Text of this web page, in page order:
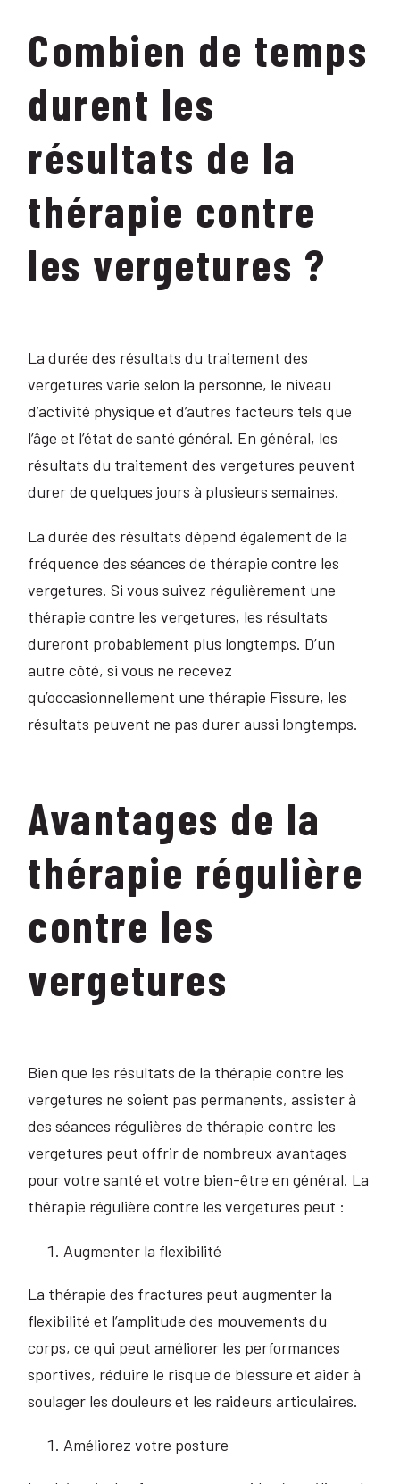
Combien de temps
durent les
résultats de la
thérapie contre
les vergetures ?
La durée des résultats du traitement des
vergetures varie selon la personne, le niveau
d’activité physique et d’autres facteurs tels que
l’âge et l’état de santé général. En général, les
résultats du traitement des vergetures peuvent
durer de quelques jours à plusieurs semaines.
La durée des résultats dépend également de la
fréquence des séances de thérapie contre les
vergetures. Si vous suivez régulièrement une
thérapie contre les vergetures, les résultats
dureront probablement plus longtemps. D’un
autre côté, si vous ne recevez
qu’occasionnellement une thérapie Fissure, les
résultats peuvent ne pas durer aussi longtemps.
Avantages de la
thérapie régulière
contre les
vergetures
Bien que les résultats de la thérapie contre les
vergetures ne soient pas permanents, assister à
des séances régulières de thérapie contre les
vergetures peut offrir de nombreux avantages
pour votre santé et votre bien-être en général. La
thérapie régulière contre les vergetures peut :
Augmenter la flexibilité
La thérapie des fractures peut augmenter la
flexibilité et l’amplitude des mouvements du
corps, ce qui peut améliorer les performances
sportives, réduire le risque de blessure et aider à
soulager les douleurs et les raideurs articulaires.
Améliorez votre posture